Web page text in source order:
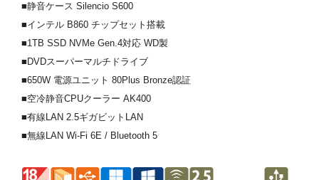
■静音ケース Silencio S600
■インテル B860 チップセット搭載
■1TB SSD NVMe Gen.4対応 WD製
■DVDスーパーマルチドライブ
■650W 電源ユニット 80Plus Bronze認証
■空冷静音CPUクーラー AK400
■有線LAN 2.5ギガビットLAN
■無線LAN Wi-Fi 6E / Bluetooth 5